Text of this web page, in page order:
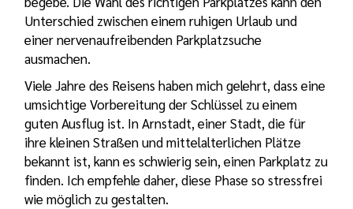
Unterschied zwischen einem ruhigen Urlaub und
einer nervenaufreibenden Parkplatzsuche
ausmachen.
Viele Jahre des Reisens haben mich gelehrt, dass eine
umsichtige Vorbereitung der Schlüssel zu einem
guten Ausflug ist. In Arnstadt, einer Stadt, die für
ihre kleinen Straßen und mittelalterlichen Plätze
bekannt ist, kann es schwierig sein, einen Parkplatz zu
finden. Ich empfehle daher, diese Phase so stressfrei
wie möglich zu gestalten.